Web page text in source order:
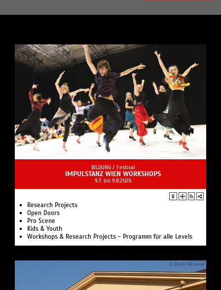
BILDUNG / Festival
IMPULSTANZ WIEN WORKSHOPS
9.7. bis 9.8.2026
Research Projects
Open Doors
Pro Scene
Kids & Youth
Workshops & Research Projects - Programm für alle Levels